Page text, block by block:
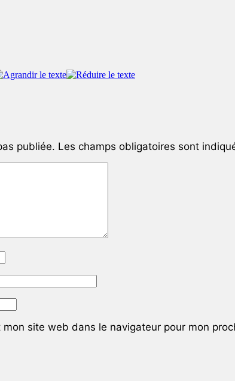
publiée. Les champs obligatoires sont
site web dans le navigateur pour mon